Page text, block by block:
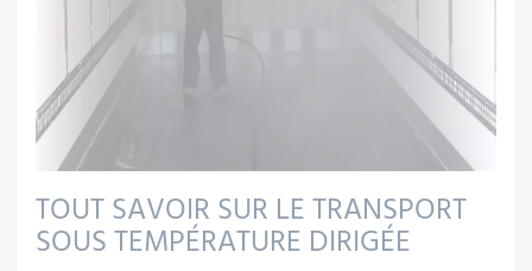
TOUT SAVOIR SUR LE TRANSPORT
SOUS TEMPÉRATURE DIRIGÉE